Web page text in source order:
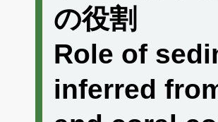
の役割
Role of
inferred